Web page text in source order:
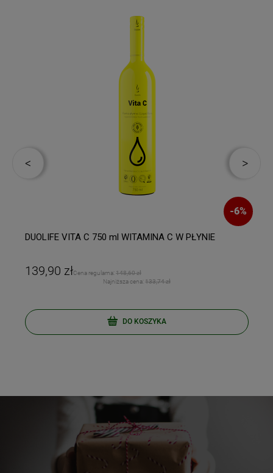
-6%
DUOLIFE VITA C 750 ml WITAMINA C W PŁYNIE
139,90 złCena regularna: 148,60 zł
Najniższa cena: 133,74 zł
DO KOSZYKA